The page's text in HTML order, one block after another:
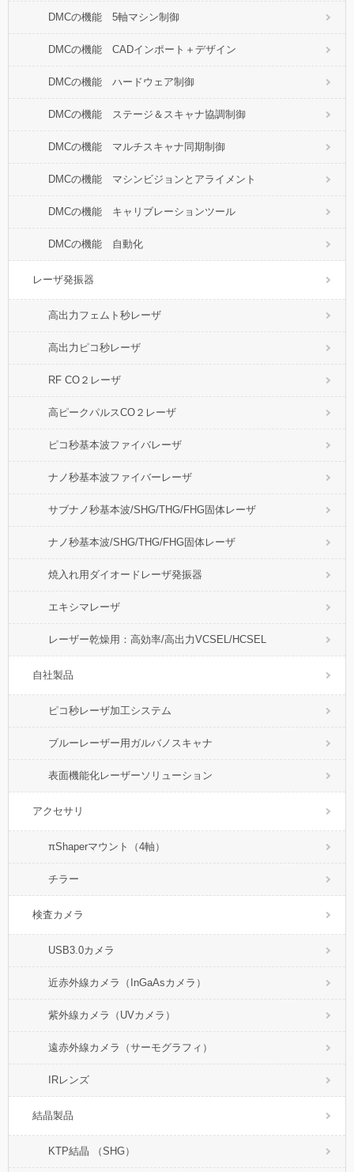
DMCの機能 5軸マシン制御
DMCの機能 CADインポート＋デザイン
DMCの機能 ハードウェア制御
DMCの機能 ステージ＆スキャナ協調制御
DMCの機能 マルチスキャナ同期制御
DMCの機能 マシンビジョンとアライメント
DMCの機能 キャリブレーションツール
DMCの機能 自動化
レーザ発振器
高出力フェムト秒レーザ
高出力ピコ秒レーザ
RF CO２レーザ
高ピークパルスCO２レーザ
ピコ秒基本波ファイバレーザ
ナノ秒基本波ファイバーレーザ
サブナノ秒基本波/SHG/THG/FHG固体レーザ
ナノ秒基本波/SHG/THG/FHG固体レーザ
焼入れ用ダイオードレーザ発振器
エキシマレーザ
レーザー乾燥用：高効率/高出力VCSEL/HCSEL
自社製品
ピコ秒レーザ加工システム
ブルーレーザー用ガルバノスキャナ
表面機能化レーザーソリューション
アクセサリ
πShaperマウント（4軸）
チラー
検査カメラ
USB3.0カメラ
近赤外線カメラ（InGaAsカメラ）
紫外線カメラ（UVカメラ）
遠赤外線カメラ（サーモグラフィ）
IRレンズ
結晶製品
KTP結晶 （SHG）